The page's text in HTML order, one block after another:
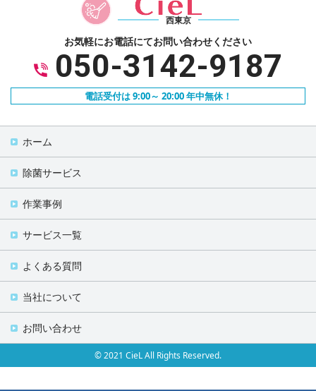
西東京
お気軽にお電話にてお問い合わせください
050-3142-9187
電話受付は 9:00～ 20:00 年中無休！
ホーム
除菌サービス
作業事例
サービス一覧
よくある質問
当社について
お問い合わせ
© 2021 CieL All Rights Reserved.